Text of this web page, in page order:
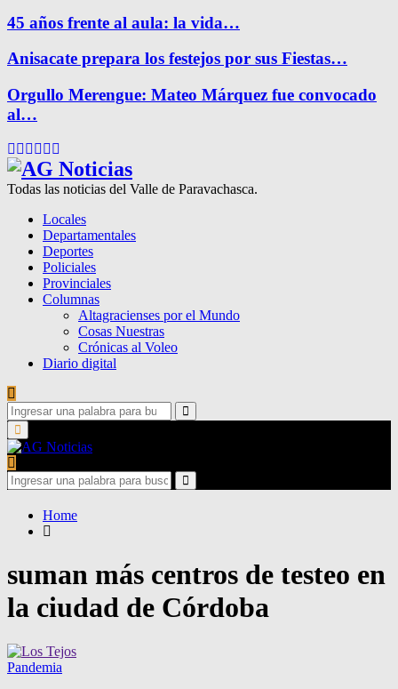
45 años frente al aula: la vida…
Anisacate prepara los festejos por sus Fiestas…
Orgullo Merengue: Mateo Márquez fue convocado
al…
Facebook
Twitter
Instagram
Pinterest
Google
Todas las noticias del Valle de Paravachasca.
Locales
Departamentales
Deportes
Policiales
Provinciales
Columnas
Altagracienses por el Mundo
Cosas Nuestras
Crónicas al Voleo
Diario digital
Search
for:
Search
Primary
Menu
Search
for:
Search
Home
suman más centros de testeo en
la ciudad de Córdoba
Pandemia